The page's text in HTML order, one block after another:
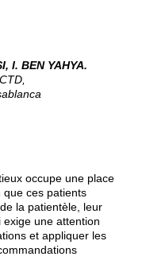
I. BEN YAHYA.
occupe une place
que ces patients
la patientèle, leur
exige une attention
et appliquer les